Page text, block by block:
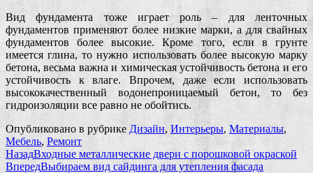
Вид фундамента тоже играет роль – для ленточных
фундаментов применяют более низкие марки, а для свайных
фундаментов более высокие. Кроме того, если в грунте
имеется глина, то нужно использовать более высокую марку
бетона, весьма важна и химическая устойчивость бетона и его
устойчивость к влаге. Впрочем, даже если использовать
высококачественный водонепроницаемый бетон, то без
гидроизоляции все равно не обойтись.
Опубликовано в рубрике Дизайн, Интерьеры, Материалы,
Мебель, Ремонт
НазадВходные металлические двери с порошковой окраской
ВпередВыбираем вид сайдинга для утепления фасада